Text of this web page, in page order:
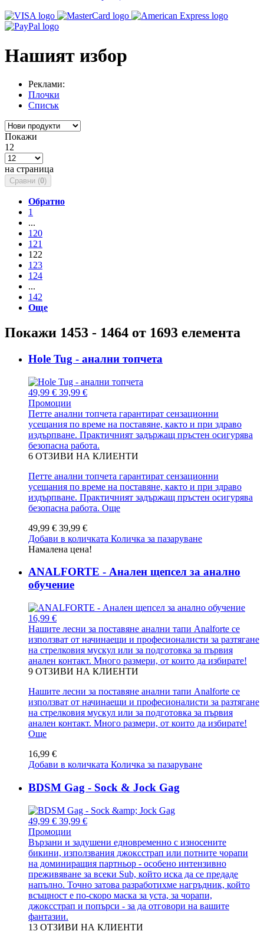
Нашият избор
Реклами:
Плочки
Списък
Покажи
12
на страница
Сравни (0)
Обратно
1
...
120
121
122
123
124
...
142
Още
Покажи 1453 - 1464 от 1693 елемента
Hole Tug - анални топчета
49,99 € 39,99 €
Промоции
Петте анални топчета гарантират сензационни
усещания по време на поставяне, както и при здраво
издърпване. Практичният задържащ пръстен осигурява
безопасна работа.
6 ОТЗИВИ НА КЛИЕНТИ
Петте анални топчета гарантират сензационни
усещания по време на поставяне, както и при здраво
издърпване. Практичният задържащ пръстен осигурява
безопасна работа. Още
49,99 € 39,99 €
Добави в количката Количка за пазаруване
Намалена цена!
ANALFORTE - Анален щепсел за анално
обучение
16,99 €
Нашите лесни за поставяне анални тапи Analforte се
използват от начинаещи и професионалисти за разтягане
на стрелковия мускул или за подготовка за първия
анален контакт. Много размери, от които да избирате!
9 ОТЗИВИ НА КЛИЕНТИ
Нашите лесни за поставяне анални тапи Analforte се
използват от начинаещи и професионалисти за разтягане
на стрелковия мускул или за подготовка за първия
анален контакт. Много размери, от които да избирате!
Още
16,99 €
Добави в количката Количка за пазаруване
BDSM Gag - Sock & Jock Gag
49,99 € 39,99 €
Промоции
Вързани и задушени едновременно с износените
бикини, използвания джоксстрап или потните чорапи
на доминиращия партньор - особено интензивно
преживяване за всеки Sub, който иска да се предаде
напълно. Точно затова разработихме нагръдник, който
всъщност е по-скоро маска за уста, за чорапи,
джоксстрап и попърси - за да отговори на вашите
фантазии.
13 ОТЗИВИ НА КЛИЕНТИ